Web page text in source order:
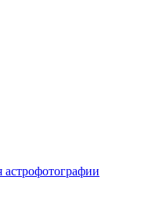
астрофотографии